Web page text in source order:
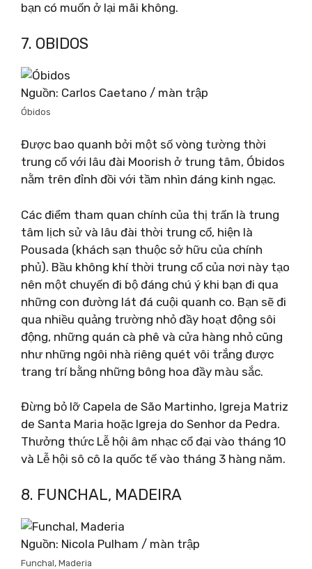
bạn có muốn ở lại mãi không.
7. OBIDOS
Nguồn: Carlos Caetano / màn trập
Óbidos
Được bao quanh bởi một số vòng tường thời
trung cổ với lâu đài Moorish ở trung tâm, Óbidos
nằm trên đỉnh đồi với tầm nhìn đáng kinh ngạc.
Các điểm tham quan chính của thị trấn là trung
tâm lịch sử và lâu đài thời trung cổ, hiện là
Pousada (khách sạn thuộc sở hữu của chính
phủ). Bầu không khí thời trung cổ của nơi này tạo
nên một chuyến đi bộ đáng chú ý khi bạn đi qua
những con đường lát đá cuội quanh co. Bạn sẽ đi
qua nhiều quảng trường nhỏ đầy hoạt động sôi
động, những quán cà phê và cửa hàng nhỏ cũng
như những ngôi nhà riêng quét vôi trắng được
trang trí bằng những bông hoa đầy màu sắc.
Đừng bỏ lỡ Capela de São Martinho, Igreja Matriz
de Santa Maria hoặc Igreja do Senhor da Pedra.
Thưởng thức Lễ hội âm nhạc cổ đại vào tháng 10
và Lễ hội sô cô la quốc tế vào tháng 3 hàng năm.
8. FUNCHAL, MADEIRA
Nguồn: Nicola Pulham / màn trập
Funchal, Maderia